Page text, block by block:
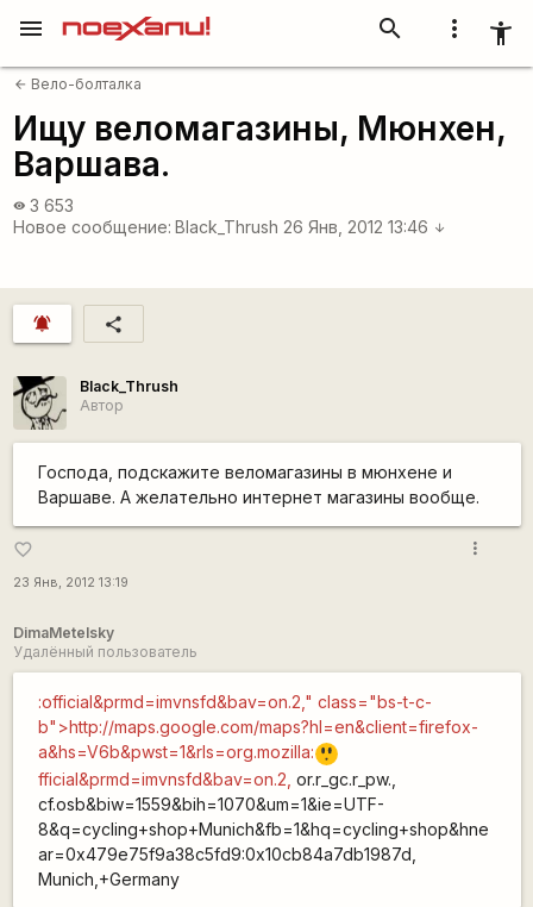
more_vert accessibility_new
search
menu
arrow_back Вело-болталка
Ищу веломагазины, Мюнхен,
Варшава.
visibility 3 653
Новое сообщение: Black_Thrush 26 Янв, 2012 13:46 arrow_downward
notifications_active share
Black_Thrush
Автор
Господа, подскажите веломагазины в мюнхене и
Варшаве. А желательно интернет магазины вообще.
favorite_border
23 Янв, 2012 13:19
more_vert
DimaMetelsky
Удалённый пользователь
:official&prmd=imvnsfd&bav=on.2," class="bs-t-c-
b">http://maps.google.com/maps?hl=en&client=firefox-
a&hs=V6b&pwst=1&rls=org.mozilla: :o
fficial&prmd=imvnsfd&bav=on.2, or.r_gc.r_pw.,
cf.osb&biw=1559&bih=1070&um=1&ie=UTF-
8&q=cycling+shop+Munich&fb=1&hq=cycling+shop&hne
ar=0x479e75f9a38c5fd9:0x10cb84a7db1987d,
Munich,+Germany